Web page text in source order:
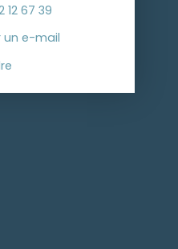
12 67 39
un e-mail